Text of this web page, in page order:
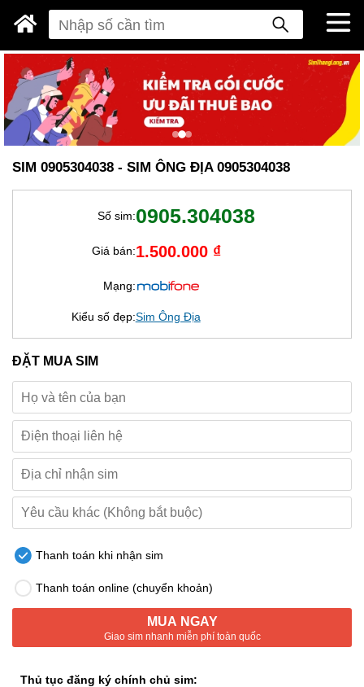
SIM 0905304038 - SIM ÔNG ĐỊA 0905304038
Số sim:0905.304038
Giá bán:1.500.000 ₫
Mạng:
Kiểu số đẹp:Sim Ông Địa
ĐẶT MUA SIM
Thanh toán khi nhận sim
Thanh toán online (chuyển khoản)
MUA NGAY
Giao sim nhanh miễn phí toàn quốc
Thủ tục đăng ký chính chủ sim: